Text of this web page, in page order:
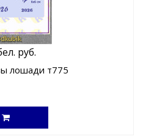
руб.
лошади т775